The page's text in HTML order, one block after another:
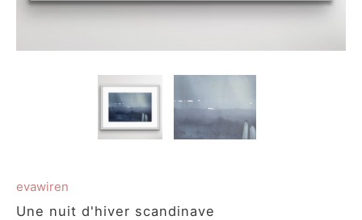
evawiren
Une nuit d'hiver scandinave